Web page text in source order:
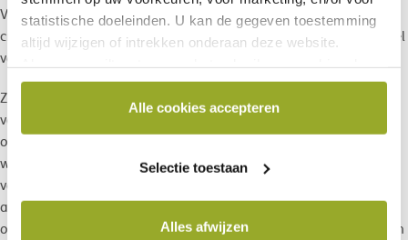
statistische doeleinden. U kan de gegeven toestemming
altijd wijzigen of intrekken onderaan deze website.
DKV of over hoe u cookies kan blokkeren en/of
verwijderen, raadpleeg dan onze Cookieverklaring
beschikbaar onderaan elke websitepagina.
Alle cookies accepteren
Selectie toestaan
Alles afwijzen
Verantwoord handelen en tegelijkertijd toegevoegde waarde
creëren voor de groep en de samenleving is het leidende beginsel
voor Munich Re en DKV.
Zoals alle groepsonderdelen wereldwijd hebben wij de strategie
van DKV op het gebied van maatschappelijk verantwoord
ondernemen gebaseerd op gedeelde waarden. Dit betekent dat
wij in onze bedrijfsactiviteiten economische en sociale
vooruitgang willen combineren om de mondiale uitdagingen
aan te gaan die alleen door samenwerking kunnen worden
opgelost. Wij vertrouwen op de dialoog met belanghebbenden in